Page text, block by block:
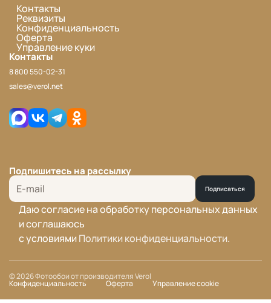
Контакты
Реквизиты
Конфиденциальность
Оферта
Управление куки
Контакты
8 800 550-02-31
sales@verol.net
Подпишитесь на рассылку
Подписаться
Даю согласие на обработку персональных данных
и соглашаюсь
с условиямиПолитики конфиденциальности.
© 2026 Фотообои от производителя Verol
Конфиденциальность Оферта Управление cookie